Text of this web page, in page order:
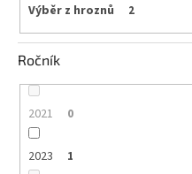
Výběr z hroznů 2
Ročník
2021 0
2023 1